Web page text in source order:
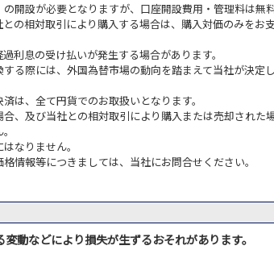
開設が必要となりますが、口座開設費用・管理料は無料
の相対取引により購入する場合は、購入対価のみをお
利息の受け払いが発生する場合があります。
る際には、外国為替市場の動向を踏まえて当社が決定
は、全て円貨でのお取扱いとなります。
、及び当社との相対取引により購入または売却された
なりません。
情報等につきましては、当社にお問合せください。
動などにより損失が生ずるおそれがあります。